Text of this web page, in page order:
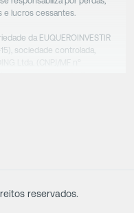
e lucros cessantes.
da EUQUEROINVESTIR
15), sociedade controlada,
sendo que estes
reservados.